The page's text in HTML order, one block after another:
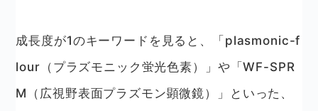
成長度が1のキーワードを見ると、「plasmonic-f
lour（プラズモニック蛍光色素）」や「WF-SPR
M（広視野表面プラズモン顕微鏡）」といった、